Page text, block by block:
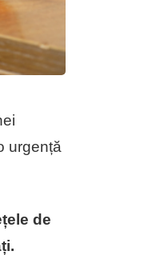
urgență
de